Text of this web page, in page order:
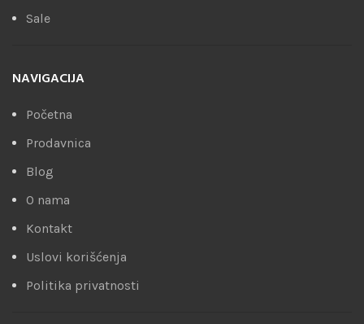
Sale
NAVIGACIJA
Početna
Prodavnica
Blog
O nama
Kontakt
Uslovi korišćenja
Politika privatnosti